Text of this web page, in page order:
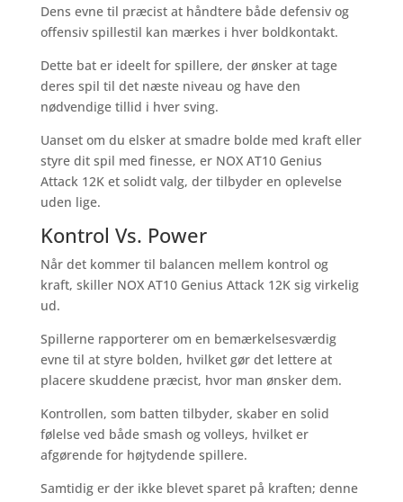
Dens evne til præcist at håndtere både defensiv og
offensiv spillestil kan mærkes i hver boldkontakt.
Dette bat er ideelt for spillere, der ønsker at tage
deres spil til det næste niveau og have den
nødvendige tillid i hver sving.
Uanset om du elsker at smadre bolde med kraft eller
styre dit spil med finesse, er NOX AT10 Genius
Attack 12K et solidt valg, der tilbyder en oplevelse
uden lige.
Kontrol Vs. Power
Når det kommer til balancen mellem kontrol og
kraft, skiller NOX AT10 Genius Attack 12K sig virkelig
ud.
Spillerne rapporterer om en bemærkelsesværdig
evne til at styre bolden, hvilket gør det lettere at
placere skuddene præcist, hvor man ønsker dem.
Kontrollen, som batten tilbyder, skaber en solid
følelse ved både smash og volleys, hvilket er
afgørende for højtydende spillere.
Samtidig er der ikke blevet sparet på kraften; denne